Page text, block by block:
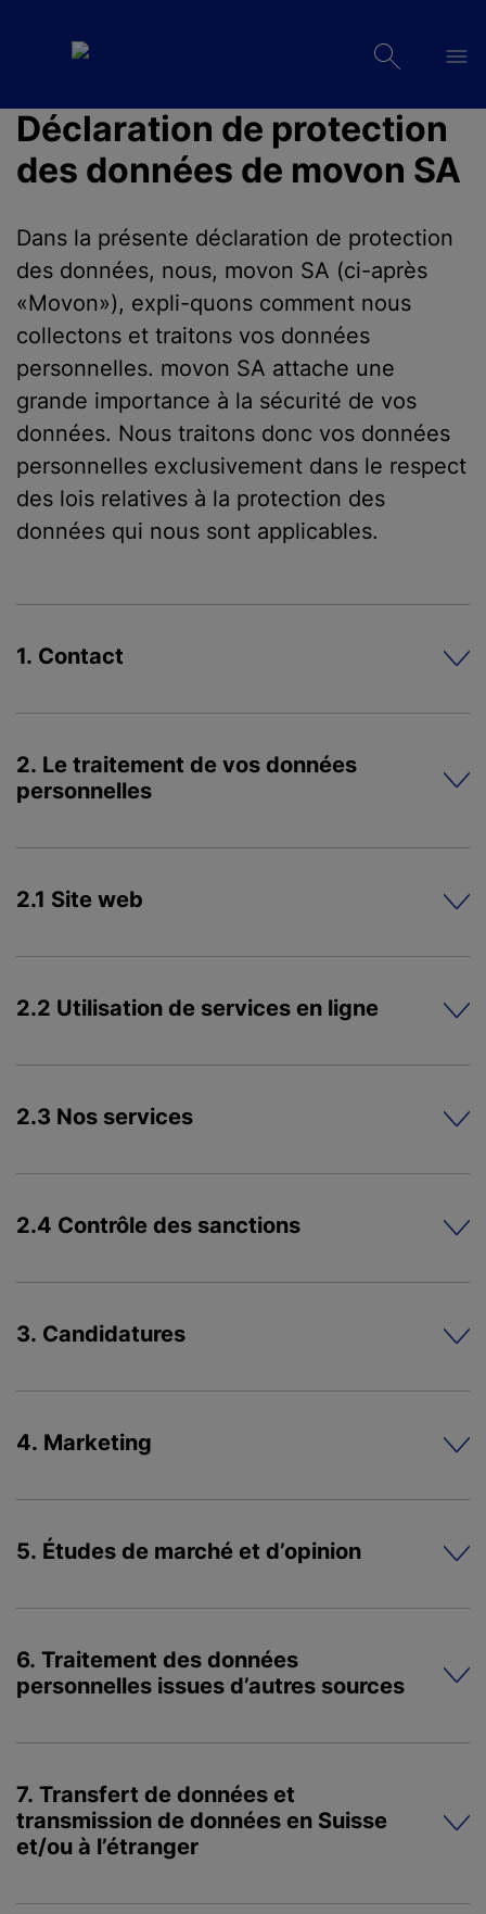
Déclaration de protection
des données de movon SA
Dans la présente déclaration de protection
des données, nous, movon SA (ci-après
«Movon»), expli-quons comment nous
collectons et traitons vos données
personnelles. movon SA attache une
grande importance à la sécurité de vos
données. Nous traitons donc vos données
personnelles exclusivement dans le respect
des lois relatives à la protection des
données qui nous sont applicables.
1. Contact
2. Le traitement de vos données
personnelles
2.1 Site web
2.2 Utilisation de services en ligne
2.3 Nos services
2.4 Contrôle des sanctions
3. Candidatures
4. Marketing
5. Études de marché et d’opinion
6. Traitement des données
personnelles issues d’autres sources
7. Transfert de données et
transmission de données en Suisse
et/ou à l’étranger